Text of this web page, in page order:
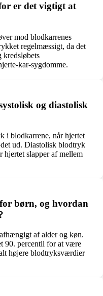
er det vigtigt at
mod blodkarrenes
regelmæssigt, da det
kredsløbets
kar-sygdomme.
og diastolisk
i blodkarrene, når hjertet
ud. Diastolisk blodtryk
hjertet slapper af mellem
børn, og hvordan
af alder og køn.
90. percentil for at være
højere blodtryksværdier